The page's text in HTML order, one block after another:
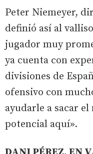
Peter Niemeyer,
definió así al
jugador muy
ya cuenta con
divisiones de
ofensivo con
ayudarle a sacar
potencial aquí».